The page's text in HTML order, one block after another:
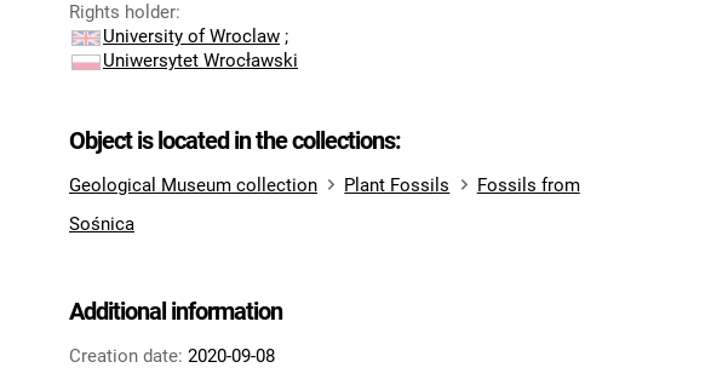
Rights holder:
University of Wroclaw ;
Uniwersytet Wrocławski
Object is located in the collections:
Geological Museum collection Plant Fossils
Fossils from
Sośnica
Additional information
Creation date: 2020-09-08